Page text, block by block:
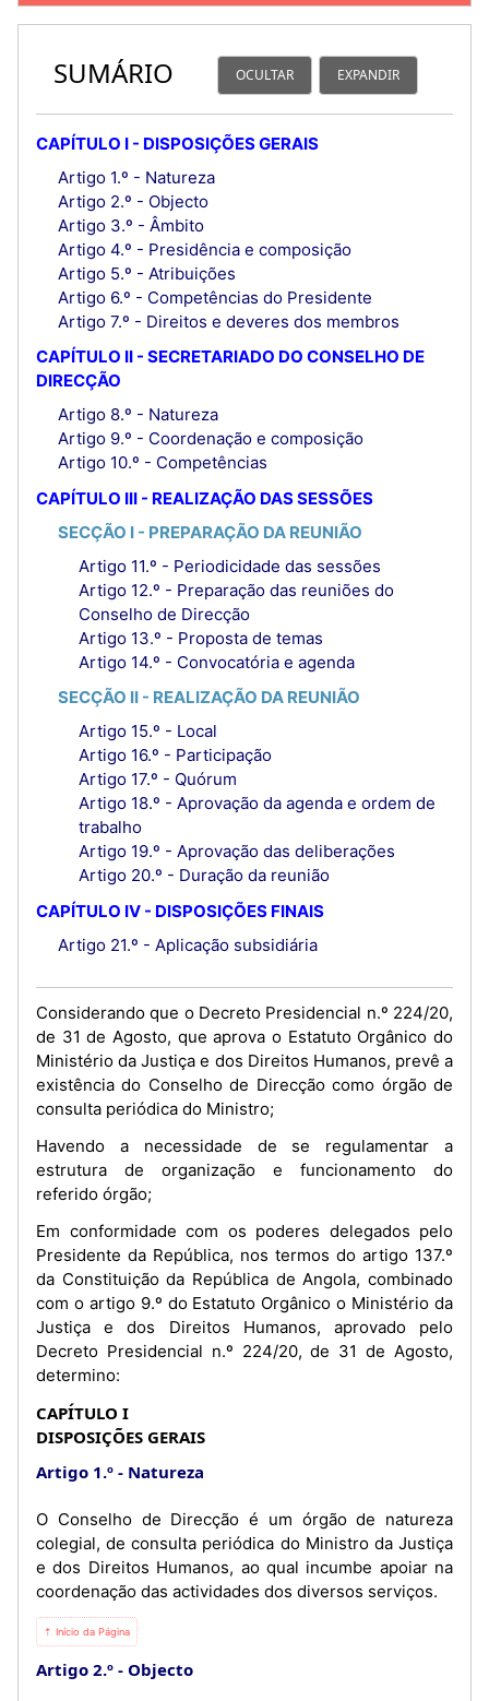
SUMÁRIO OCULTAR EXPANDIR
CAPÍTULO I - DISPOSIÇÕES GERAIS
Artigo 1.º - Natureza
Artigo 2.º - Objecto
Artigo 3.º - Âmbito
Artigo 4.º - Presidência e composição
Artigo 5.º - Atribuições
Artigo 6.º - Competências do Presidente
Artigo 7.º - Direitos e deveres dos membros
CAPÍTULO II - SECRETARIADO DO CONSELHO DE
DIRECÇÃO
Artigo 8.º - Natureza
Artigo 9.º - Coordenação e composição
Artigo 10.º - Competências
CAPÍTULO III - REALIZAÇÃO DAS SESSÕES
SECÇÃO I - PREPARAÇÃO DA REUNIÃO
Artigo 11.º - Periodicidade das sessões
Artigo 12.º - Preparação das reuniões do
Conselho de Direcção
Artigo 13.º - Proposta de temas
Artigo 14.º - Convocatória e agenda
SECÇÃO II - REALIZAÇÃO DA REUNIÃO
Artigo 15.º - Local
Artigo 16.º - Participação
Artigo 17.º - Quórum
Artigo 18.º - Aprovação da agenda e ordem de
trabalho
Artigo 19.º - Aprovação das deliberações
Artigo 20.º - Duração da reunião
CAPÍTULO IV - DISPOSIÇÕES FINAIS
Artigo 21.º - Aplicação subsidiária
Considerando que o Decreto Presidencial n.º 224/20,
de 31 de Agosto, que aprova o Estatuto Orgânico do
Ministério da Justiça e dos Direitos Humanos, prevê a
existência do Conselho de Direcção como órgão de
consulta periódica do Ministro;
Havendo a necessidade de se regulamentar a
estrutura de organização e funcionamento do
referido órgão;
Em conformidade com os poderes delegados pelo
Presidente da República, nos termos do artigo 137.º
da Constituição da República de Angola, combinado
com o artigo 9.º do Estatuto Orgânico o Ministério da
Justiça e dos Direitos Humanos, aprovado pelo
Decreto Presidencial n.º 224/20, de 31 de Agosto,
determino:
CAPÍTULO I
DISPOSIÇÕES GERAIS
Artigo 1.º
Natureza
O Conselho de Direcção é um órgão de natureza
colegial, de consulta periódica do Ministro da Justiça
e dos Direitos Humanos, ao qual incumbe apoiar na
coordenação das actividades dos diversos serviços.
⇡ Início da Página
Artigo 2.º Objecto